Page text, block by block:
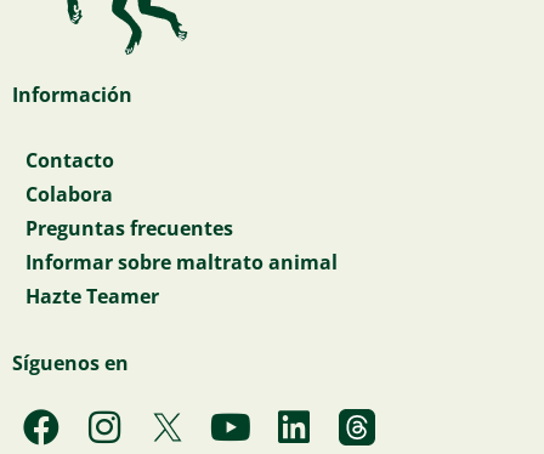
Información
Contacto
Colabora
Preguntas frecuentes
Informar sobre maltrato animal
Hazte Teamer
Síguenos en
F I Y L